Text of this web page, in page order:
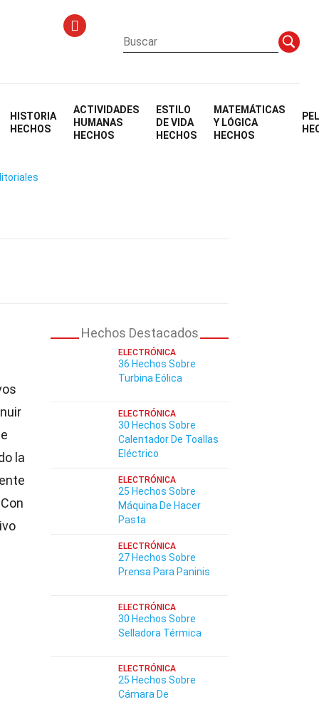
HISTORIA
HECHOS
ACTIVIDADES
HUMANAS
HECHOS
ESTILO
DE VIDA
HECHOS
MATEMÁTICAS
Y LÓGICA
HECHOS
Casa
la
Hechos Destacados
ELECTRÓNICA
36 Hechos Sobre
Turbina Eólica
ELECTRÓNICA
30 Hechos Sobre
Calentador De Toallas
Eléctrico
ELECTRÓNICA
25 Hechos Sobre
Máquina De Hacer
Pasta
ELECTRÓNICA
27 Hechos Sobre
Prensa Para Paninis
ELECTRÓNICA
30 Hechos Sobre
Selladora Térmica
ELECTRÓNICA
25 Hechos Sobre
Cámara De